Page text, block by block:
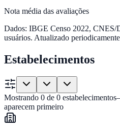
Nota média das avaliações
Dados: IBGE Censo 2022, CNES/
usuários. Atualizado
Estabelecimentos
Mostrando 0 de 0 estabelecimentos
aparecem primeiro